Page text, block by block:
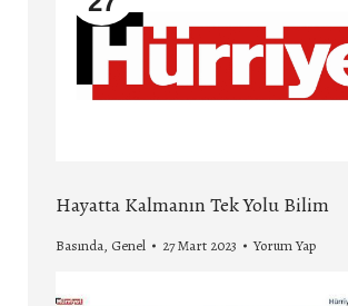
Hayatta Kalmanın Tek Yolu Bilim
Basında, Genel 27 Mart 2023 Yorum Yap